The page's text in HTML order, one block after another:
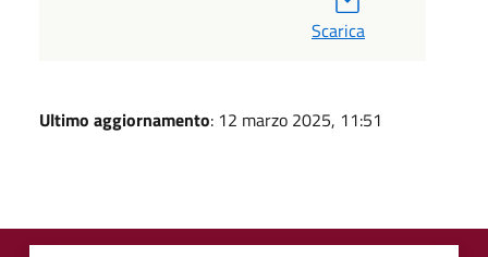
Scarica
Ultimo aggiornamento: 12 marzo 2025, 11:51